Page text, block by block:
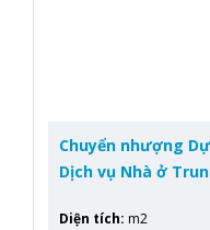
Chuyển nhượng
Dịch vụ Nhà ở
Diện tích: m2